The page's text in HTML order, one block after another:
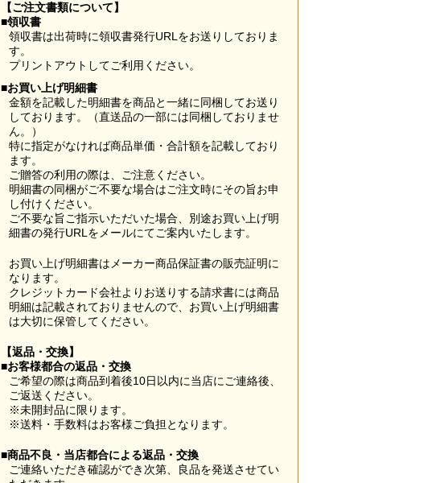
【ご注文書類について】
■領収書
領収書は出荷時に領収書発行URLをお送りしておりま
す。
プリントアウトしてご利用ください。
■お買い上げ明細書
金額を記載した明細書を商品と一緒に同梱してお送り
しております。（直送品の一部には同梱しておりませ
ん。）
特に指定がなければ商品単価・合計額を記載しており
ます。
ご贈答の利用の際は、ご注意ください。
明細書の同梱がご不要な場合はご注文時にその旨お申
し付けください。
ご不要な旨ご指示いただいた場合、別途お買い上げ明
細書の発行URLをメールにてご案内いたします。
お買い上げ明細書はメーカー商品保証書の販売証明に
なります。
クレジットカード会社よりお送りする請求書には商品
明細は記載されておりませんので、お買い上げ明細書
は大切に保管してください。
【返品・交換】
■お客様都合の返品・交換
ご希望の際は商品到着後10日以内に当店にご連絡後、
ご返送ください。
※未開封品に限ります。
※送料・手数料はお客様ご負担となります。
■商品不良・当店都合による返品・交換
ご連絡いただき確認ができ次第、良品を発送させてい